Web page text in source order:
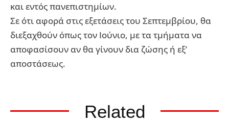
και εντός πανεπιστημίων.
Σε ότι αφορά στις εξετάσεις του Σεπτεμβρίου, θα
διεξαχθούν όπως τον Ιούνιο, με τα τμήματα να
αποφασίσουν αν θα γίνουν δια ζώσης ή εξ’
αποστάσεως.
Related